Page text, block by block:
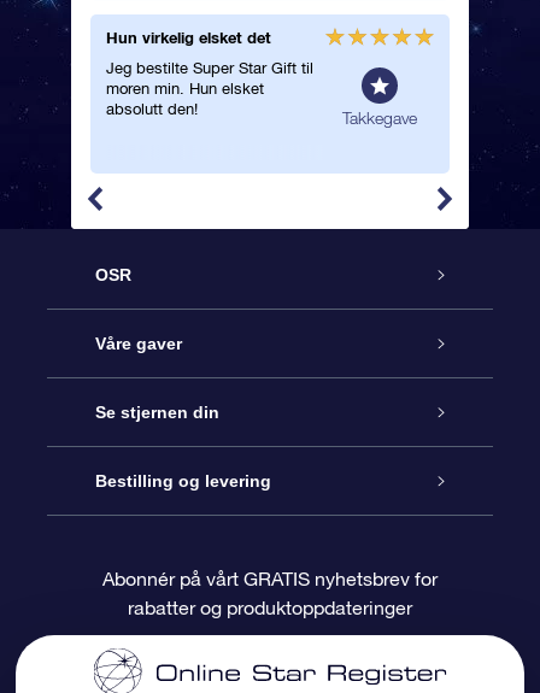
Hun virkelig elsket det
Jeg bestilte Super Star Gift til
moren min. Hun elsket
absolutt den!
Takkegave
Hva gir
OSR
Kundeservice
Kontakt oss
Bloggen
Anmeldelser
Våre gaver
Online Stjernegave
OSR Gavepakke
OSR-gavekortet
Bedriftsgaver
Se stjernen din
Star Register
Pesontilpasset stjerneside
One Million Stars
Bestilling og levering
Betalingsinformasjon
Fraktinformasjon
Abonnér på vårt GRATIS nyhetsbrev for
rabatter og produktoppdateringer